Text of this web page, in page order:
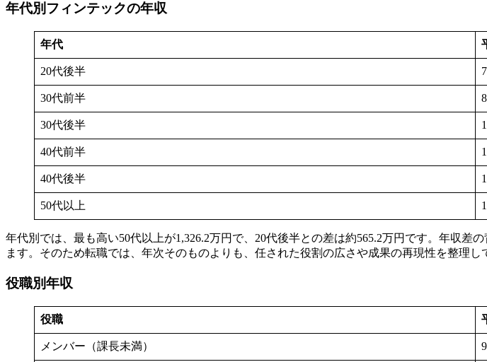
年代別フィンテックの年収
年代
20代後半
30代前半
30代後半
40代前半
40代後半
50代以上
年代別では、最も高い50代以上が1,326.2万円で、20代後半との差は約565.2万円です。年収
ます。そのため転職では、年次そのものよりも、任された役割の広さや成果の再現性を整理し
役職別年収
役職
メンバー（課長未満）